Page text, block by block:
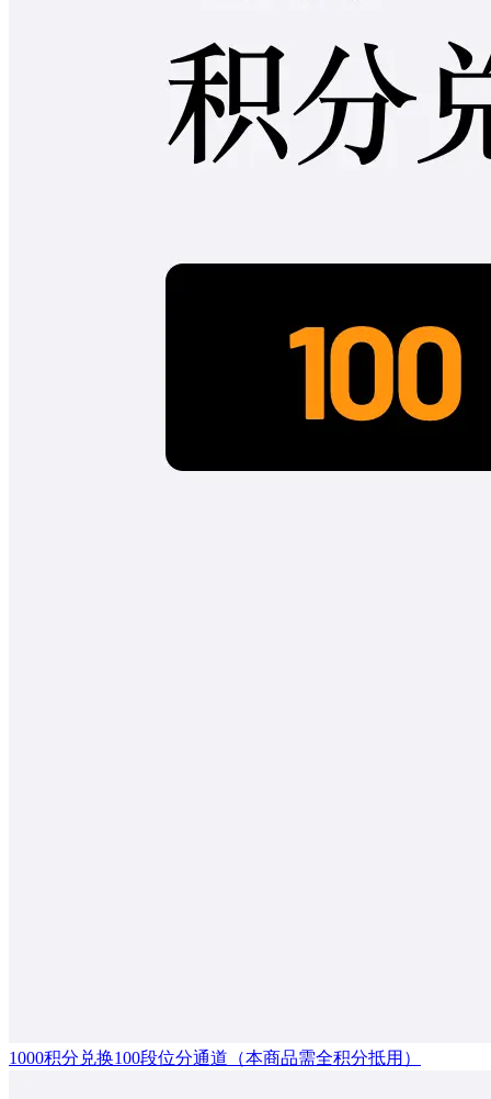
1000积分兑换100段位分通道（本商品需全积分抵用）